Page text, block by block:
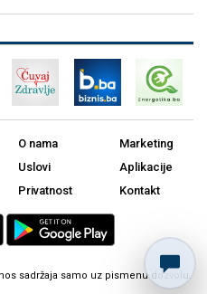
O nama
Uslovi
Privatnost
Marketing
Aplikacije
Kontakt
sadržaja samo uz pismenu dozvolu.